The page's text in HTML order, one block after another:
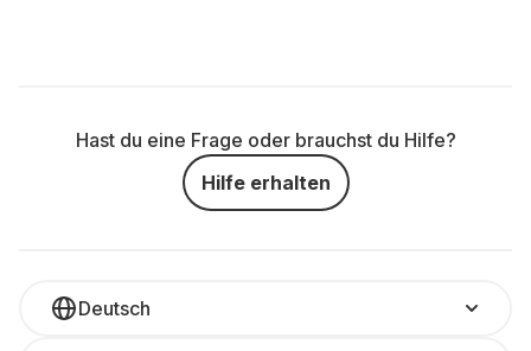
Hast du eine Frage oder brauchst du Hilfe?
Hilfe erhalten
Deutsch